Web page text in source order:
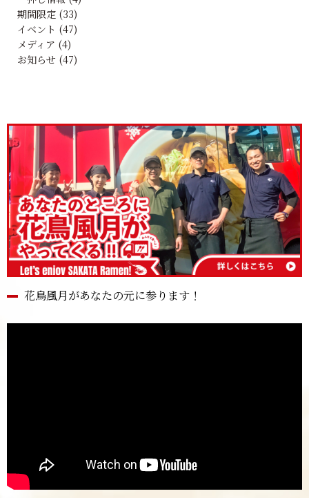
期間限定 (33)
イベント (47)
メディア (4)
お知らせ (47)
花鳥風月があなたの元に参ります！